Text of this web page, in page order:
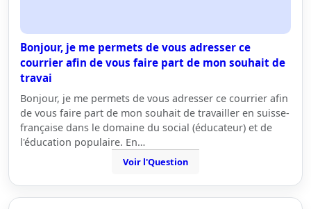
Bonjour, je me permets de vous adresser ce
courrier afin de vous faire part de mon souhait de
travai
Bonjour, je me permets de vous adresser ce courrier afin
de vous faire part de mon souhait de travailler en suisse-
française dans le domaine du social (éducateur) et de
l'éducation populaire. En…
Voir l'Question